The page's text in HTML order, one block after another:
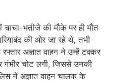
चाचा-भतीजे की मौके पर ही मौत
की ओर जा रहे थे, तभी
अज्ञात वाहन ने उन्हें टक्कर
गंभीर चोट लगी, जिससे उनकी
ने अज्ञात वाहन चालक के